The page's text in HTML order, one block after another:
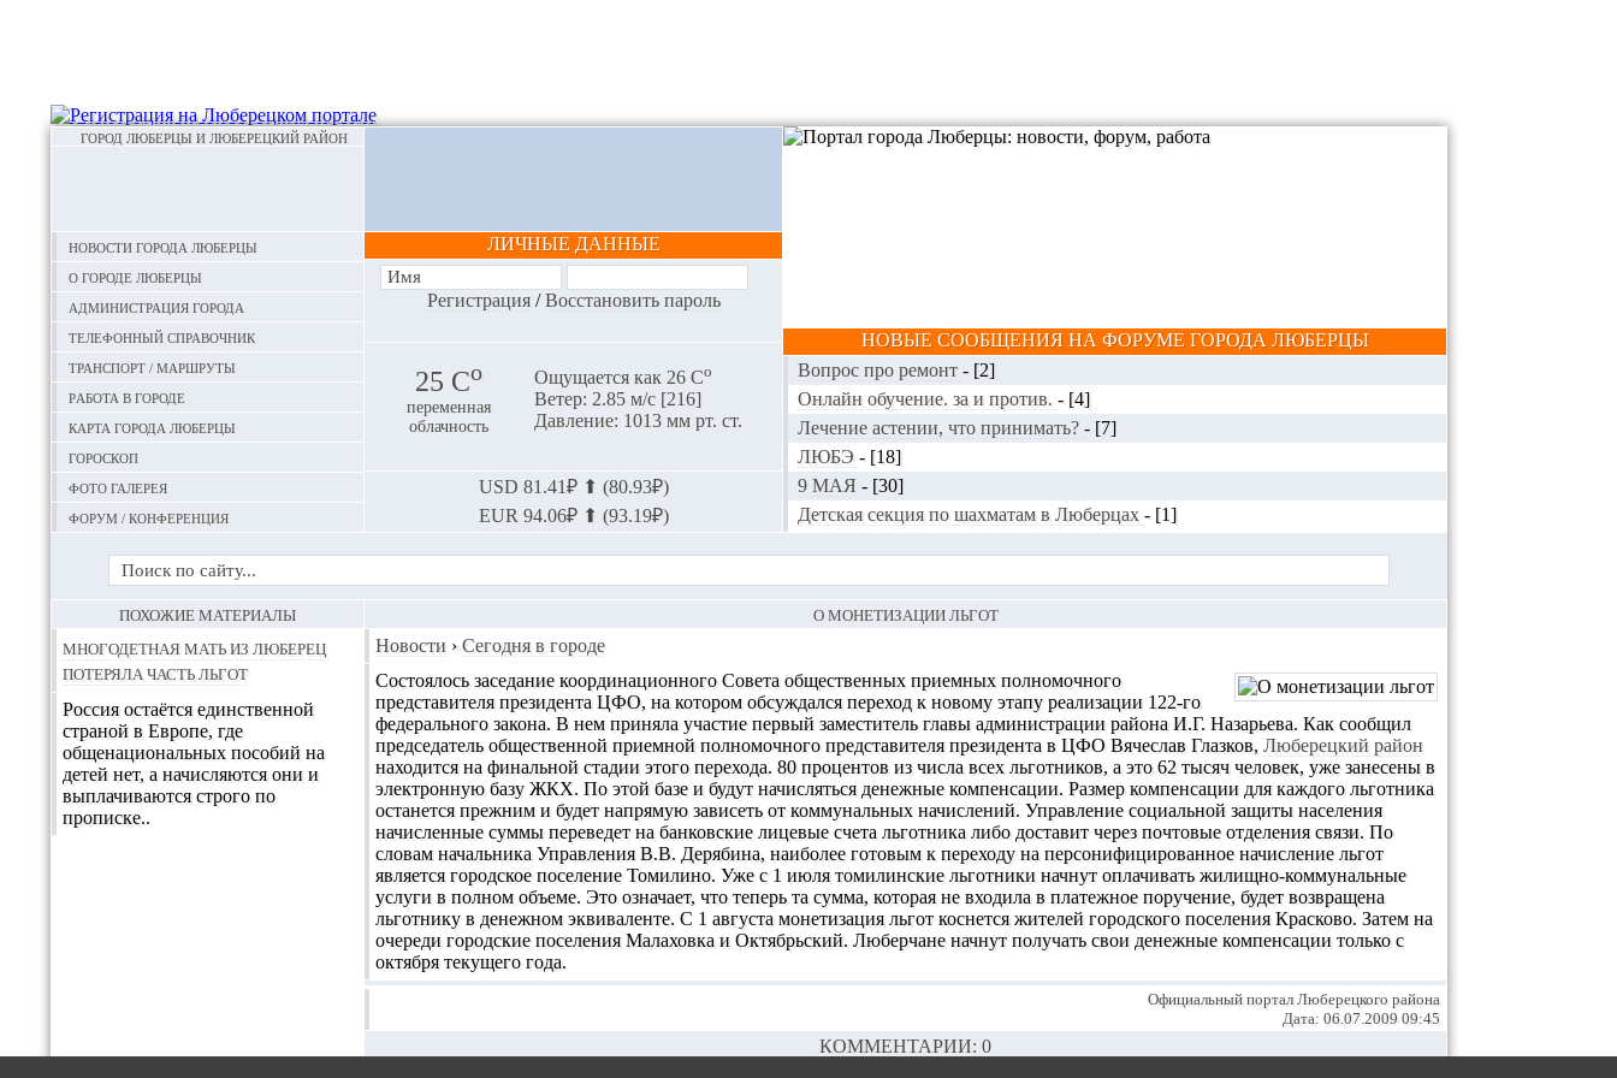
ГОРОД ЛЮБЕРЦЫ И ЛЮБЕРЕЦКИЙ РАЙОН
Новости города Люберцы
О городе Люберцы
Администрация города
Телефонный справочник
Транспорт / маршруты
Работа в городе
Карта города Люберцы
Гороскоп
Фото галерея
Форум / конференция
ЛИЧНЫЕ ДАННЫЕ
Регистрация/Восстановить пароль
25 Сo
переменная
облачность
Ощущается как 26 Сo
Ветер: 2.85 м/с [216]
Давление: 1013 мм рт. ст.
USD 81.41₽ ⬆ (80.93₽)
EUR 94.06₽ ⬆ (93.19₽)
НОВЫЕ СООБЩЕНИЯ НА ФОРУМЕ ГОРОДА ЛЮБЕРЦЫ
Вопрос про ремонт - [2]
Онлайн обучение. за и против. - [4]
Лечение астении, что принимать? - [7]
ЛЮБЭ - [18]
9 МАЯ - [30]
Детская секция по шахматам в Люберцах - [1]
О МОНЕТИЗАЦИИ ЛЬГОТ
Новости › Сегодня в городе
Состоялось заседание координационного Совета общественных приемных полномочного
представителя президента ЦФО, на котором обсуждался переход к новому этапу реализации 122-го
федерального закона. В нем приняла участие первый заместитель главы администрации района И.Г. Назарьева. Как сообщил
председатель общественной приемной полномочного представителя президента в ЦФО Вячеслав Глазков, Люберецкий район
находится на финальной стадии этого перехода. 80 процентов из числа всех льготников, а это 62 тысяч человек, уже занесены в
электронную базу ЖКХ. По этой базе и будут начисляться денежные компенсации. Размер компенсации для каждого льготника
останется прежним и будет напрямую зависеть от коммунальных начислений. Управление социальной защиты населения
начисленные суммы переведет на банковские лицевые счета льготника либо доставит через почтовые отделения связи. По
словам начальника Управления В.В. Дерябина, наиболее готовым к переходу на персонифицированное начисление льгот
является городское поселение Томилино. Уже с 1 июля томилинские льготники начнут оплачивать жилищно-коммунальные
услуги в полном объеме. Это означает, что теперь та сумма, которая не входила в платежное поручение, будет возвращена
льготнику в денежном эквиваленте. С 1 августа монетизация льгот коснется жителей городского поселения Красково. Затем на
очереди городские поселения Малаховка и Октябрьский. Люберчане начнут получать свои денежные компенсации только с
октября текущего года.
Официальный портал Люберецкого района
Дата: 06.07.2009 09:45
КОММЕНТАРИИ: 0
ПОХОЖИЕ МАТЕРИАЛЫ
Многодетная мать из Люберец
потеряла часть льгот
Россия остаётся единственной
страной в Европе, где
общенациональных пособий на
детей нет, а начисляются они и
выплачиваются строго по
прописке..